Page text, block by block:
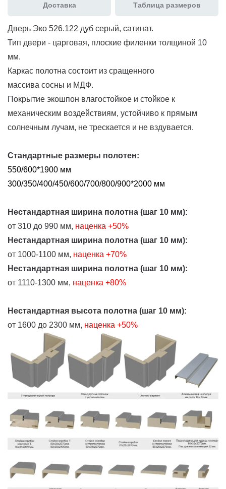
Доставка Таблица размеров
Дверь Эко 526.122 дуб серый, сатинат.
Тип двери - царговая, плоские филенки толщиной 10
мм.
Каркас полотна состоит из сращенного
массива сосны и МДФ.
Покрытие экошпон влагостойкое и стойкое к
механическим воздействиям, устойчиво к прямым
солнечным лучам, не трескается и не вздувается.
Стандартные размеры полотен:
550/600*1900 мм
300/350/400/450/600/700/800/900*2000 мм
Нестандартная ширина полотна (шаг 10 мм):
от 310 до 990 мм, наценка +50%
Нестандартная ширина полотна (шаг 10 мм):
от 1000-1100 мм, наценка +70%
Нестандартная ширина полотна (шаг 10 мм):
от 1110-1300 мм, наценка +80%
Нестандартная высота полотна (шаг 10 мм):
от 1600 до 2300 мм, наценка +50%